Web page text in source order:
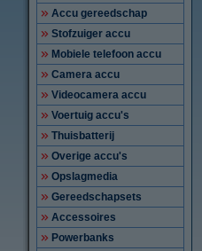
Accu gereedschap
Stofzuiger accu
Mobiele telefoon accu
Camera accu
Videocamera accu
Voertuig accu's
Thuisbatterij
Overige accu's
Opslagmedia
Gereedschapsets
Accessoires
Powerbanks